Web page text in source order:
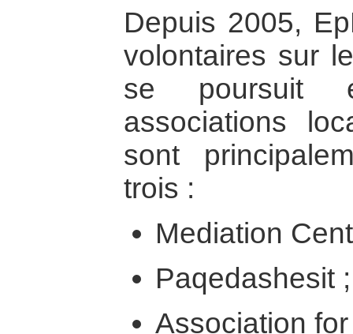
Depuis 2005,
volontaires sur
se poursuit
associations
sont
trois :
Mediation
Paqedashesit ;
Association